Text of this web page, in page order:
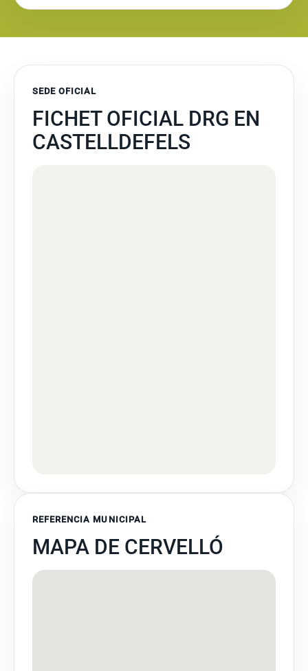
SEDE OFICIAL
FICHET OFICIAL DRG EN
CASTELLDEFELS
REFERENCIA MUNICIPAL
MAPA DE CERVELLÓ